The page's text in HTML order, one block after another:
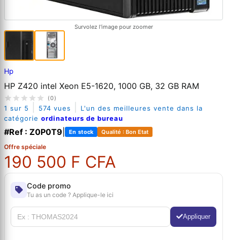
Survolez l'image pour zoomer
Hp
HP Z420 intel Xeon E5-1620, 1000 GB, 32 GB RAM
(0)
1 sur 5 574 vues
L'un des meilleures vente dans la
catégorie ordinateurs de bureau
#Ref : Z0P0T9 En stock Qualité : Bon Etat
Offre spéciale
190 500 F CFA
Code promo
Tu as un code ? Applique-le ici
Appliquer